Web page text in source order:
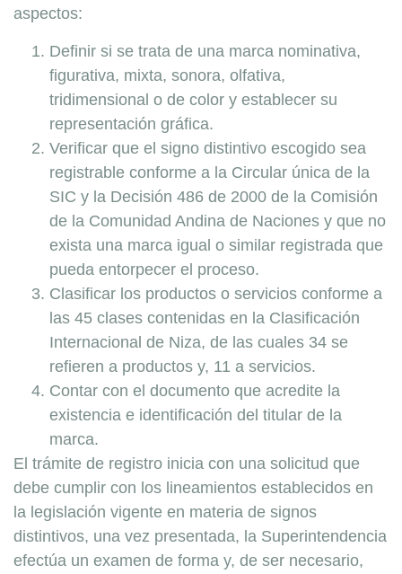
aspectos:
Definir si se trata de una marca nominativa,
figurativa, mixta, sonora, olfativa,
tridimensional o de color y establecer su
representación gráfica.
Verificar que el signo distintivo escogido sea
registrable conforme a la Circular única de la
SIC y la Decisión 486 de 2000 de la Comisión
de la Comunidad Andina de Naciones y que no
exista una marca igual o similar registrada que
pueda entorpecer el proceso.
Clasificar los productos o servicios conforme a
las 45 clases contenidas en la Clasificación
Internacional de Niza, de las cuales 34 se
refieren a productos y, 11 a servicios.
Contar con el documento que acredite la
existencia e identificación del titular de la
marca.
El trámite de registro inicia con una solicitud que
debe cumplir con los lineamientos establecidos en
la legislación vigente en materia de signos
distintivos, una vez presentada, la Superintendencia
efectúa un examen de forma y, de ser necesario,